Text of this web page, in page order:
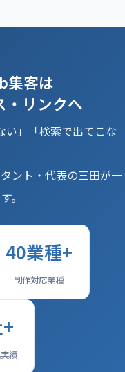
集客は
・リンクへ
い」「検索で出てこな
ント・代表の三田が一
。
40業種+
制作対応業種
績